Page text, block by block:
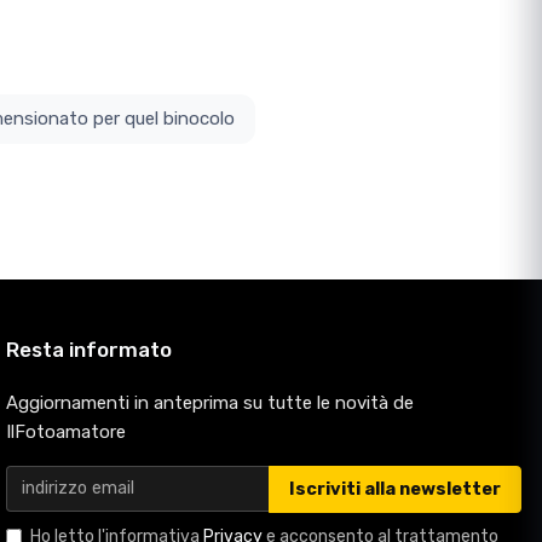
per quel binocolo
Resta informato
Aggiornamenti in anteprima su tutte le novità de
IlFotoamatore
Iscriviti alla newsletter
Ho letto l'informativa Privacye acconsento al trattamento